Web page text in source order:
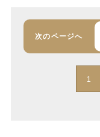
次のページへ
1